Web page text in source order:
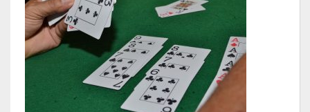
Obras, Serviços Urbanos e Trânsito
Saúde